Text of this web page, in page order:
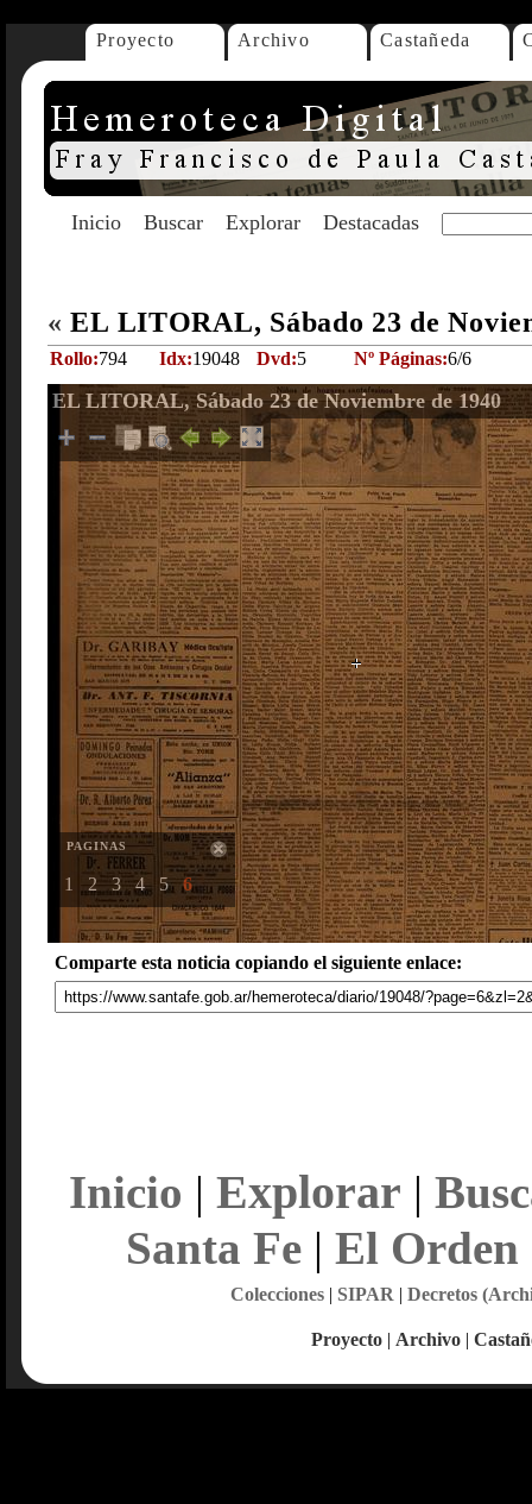
Proyecto Archivo Castañeda
Inicio Buscar Explorar Destacadas
« EL LITORAL, Sábado 23 de
Rollo:794 Idx:19048 Dvd:5 Nº Páginas:6/6
EL LITORAL, Sábado 23 de Noviembre de 1940
PAGINAS
1 2 3 4 5 6
Comparte esta noticia copiando el siguiente enlace:
Inicio | Explorar |
Santa Fe| El Orden
Colecciones| SIPAR | Decretos
Proyecto | Archivo |